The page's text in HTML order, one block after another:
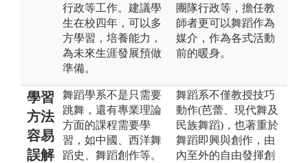
行政等工作。建議學
生在校四年，可以多
方學習，培養能力，
為未來生涯發展預做
準備。
團隊行政等，擔任教
師者更可以舞蹈作為
媒介，作為各式活動
前的暖身。
學習
方法
容易
誤解
舞蹈學系不是只需要
跳舞，還有專業理論
方面的課程需要學
習，如中國、西洋舞
蹈史、舞蹈創作等。
舞蹈系不僅教授技巧
動作(芭蕾、現代舞及
民族舞蹈)，也著重於
舞蹈即興與創作，由
內至外的自由發揮創